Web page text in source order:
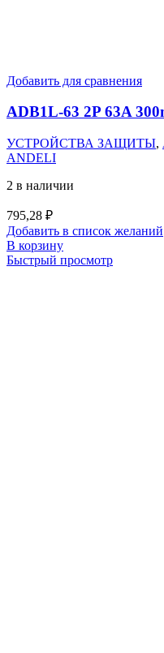
Добавить для сравнения
ADB1L-63 2P 63A
УСТРОЙСТВА ЗАЩИТЫ,
ANDELI
2 в наличии
795,28 ₽
Добавить в список желаний
В корзину
Быстрый просмотр